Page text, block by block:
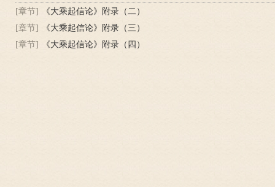
[章节]
《大乘起信论》附录（二）
[章节]
《大乘起信论》附录（三）
[章节]
《大乘起信论》附录（四）